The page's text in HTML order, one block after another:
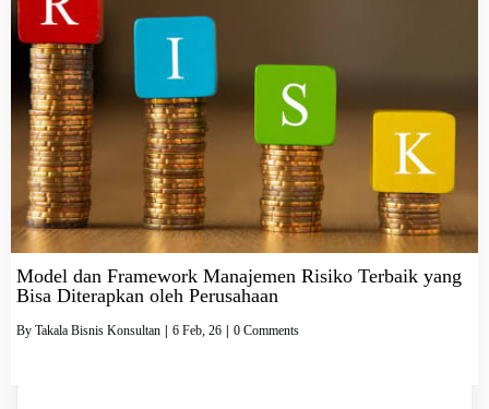
Model dan Framework Manajemen Risiko Terbaik yang
Bisa Diterapkan oleh Perusahaan
By Takala Bisnis Konsultan 6 Feb, 26 0 Comments